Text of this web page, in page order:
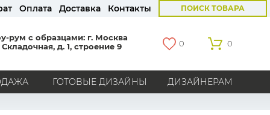
Оплата Доставка Контакты ПОИСК ТОВАРА
рум с образцами: г. Москва
Складочная, д. 1, строение 9
0 0
ГОТОВЫЕ ДИЗАЙНЫ ДИЗАЙНЕРАМ